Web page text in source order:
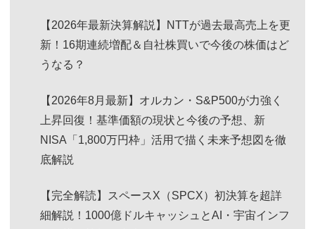
【2026年最新決算解説】NTTが過去最高売上を更
新！16期連続増配＆自社株買いで今後の株価はど
うなる？
【2026年8月最新】オルカン・S&P500が力強く
上昇回復！基準価額の現状と今後の予想、新
NISA「1,800万円枠」活用で描く未来予想図を徹
底解説
【完全解読】スペースX（SPCX）初決算を超詳
細解説！1000億ドルキャッシュとAI・宇宙インフ